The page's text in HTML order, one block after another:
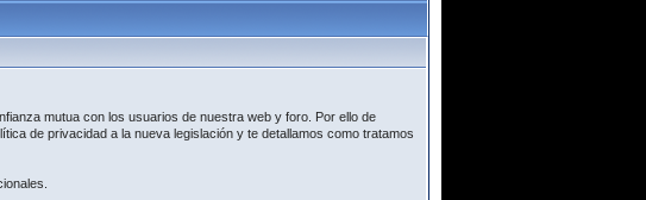
mutua con los usuarios de nuestra web y foro. Por ello de
de privacidad a la nueva legislación y te detallamos como tratamos